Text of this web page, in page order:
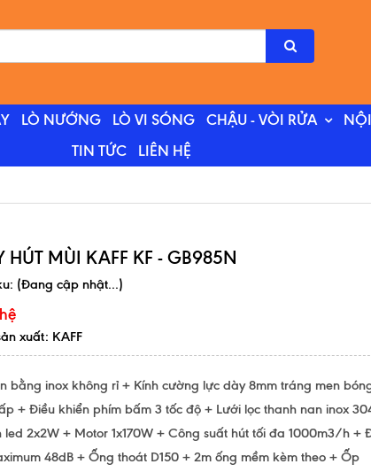
LÒ NƯỚNG LÒ VI SÓNG CHẬU - VÒI RỬA NỘI
TIN TỨC
LIÊN HỆ
HÚT MÙI KAFF KF - GB985N
(Đang cập nhật...)
xuất: KAFF
bằng inox không rỉ + Kính cường lực dày 8mm tráng men
+ Điều khiển phím bấm 3 tốc độ + Lưới lọc thanh nan inox
led 2x2W + Motor 1x170W + Công suất hút tối đa 1000m3/h +
48dB + Ống thoát D150 + 2m ống mềm kèm theo + Ốp